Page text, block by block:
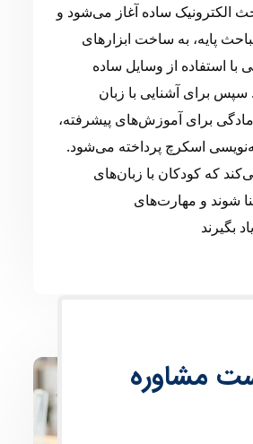
الکترونیک ساده آغاز می‌شود و
پایه، به ساخت ابزارهای
با استفاده از وسایل ساده
برای آشنایی با زبان
برای آموزش‌های پیشرفته،
اسکرچ پرداخته می‌شود.
که کودکان با زبان‌های
شوند و مهارت‌های
بگیرند
مشاوره